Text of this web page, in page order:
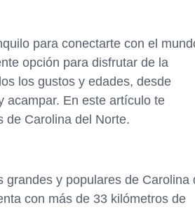
para conectarte con el
opción para disfrutar de la
los gustos y edades, desde
acampar. En este artículo te
de Carolina del Norte.
y populares de Carolina
con más de 33 kilómetros de